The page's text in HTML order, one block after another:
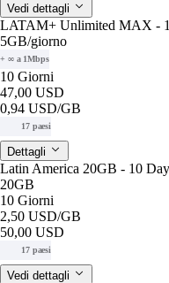
Vedi dettagli
LATAM+ Unlimited MAX -
5GB/giorno
+ ∞ a 1Mbps
10 Giorni
47,00 USD
0,94 USD/GB
17 paesi
Dettagli
Latin America 20GB - 10
20GB
10 Giorni
2,50 USD/GB
50,00 USD
17 paesi
Vedi dettagli